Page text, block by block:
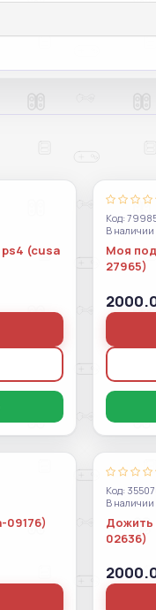
ps4 (cusa
Код:
В наличии
Моя
27965)
09176)
Код:
В наличии
Дожить
02636)